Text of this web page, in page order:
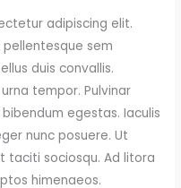
adipiscing elit.
sem
duis convallis.
tempor. Pulvinar
egestas. Iaculis
nunc posuere. Ut
taciti sociosqu. Ad litora
himenaeos.